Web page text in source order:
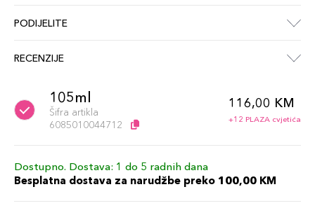
PODIJELITE
RECENZIJE
105ml
Šifra artikla
6085010044712
116,00 KM
+12 PLAZA cvjetića
Dostupno. Dostava: 1 do 5 radnih dana
Besplatna dostava za narudžbe preko 100,00 KM